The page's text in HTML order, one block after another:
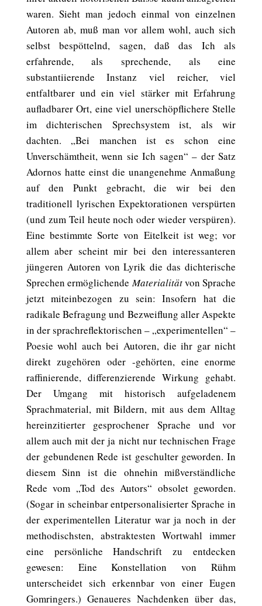
waren. Sieht man jedoch einmal von einzelnen
Autoren ab, muß man vor allem wohl, auch sich
selbst bespöttelnd, sagen, daß das Ich als
erfahrende, als sprechende, als eine
substantiierende Instanz viel reicher, viel
entfaltbarer und ein viel stärker mit Erfahrung
aufladbarer Ort, eine viel unerschöpflichere Stelle
im dichterischen Sprechsystem ist, als wir
dachten. „Bei manchen ist es schon eine
Unverschämtheit, wenn sie Ich sagen“ – der Satz
Adornos hatte einst die unangenehme Anmaßung
auf den Punkt gebracht, die wir bei den
traditionell lyrischen Expektorationen verspürten
(und zum Teil heute noch oder wieder verspüren).
Eine bestimmte Sorte von Eitelkeit ist weg; vor
allem aber scheint mir bei den interessanteren
jüngeren Autoren von Lyrik die das dichterische
Sprechen ermöglichendeMaterialitätvon Sprache
jetzt miteinbezogen zu sein: Insofern hat die
radikale Befragung und Bezweiflung aller Aspekte
in der sprachreflektorischen – „experimentellen“ –
Poesie wohl auch bei Autoren, die ihr gar nicht
direkt zugehören oder -gehörten, eine enorme
raffinierende, differenzierende Wirkung gehabt.
Der Umgang mit historisch aufgeladenem
Sprachmaterial, mit Bildern, mit aus dem Alltag
hereinzitierter gesprochener Sprache und vor
allem auch mit der ja nicht nur technischen Frage
der gebundenen Rede ist geschulter geworden. In
diesem Sinn ist die ohnehin mißverständliche
Rede vom „Tod des Autors“ obsolet geworden.
(Sogar in scheinbar entpersonalisierter Sprache in
der experimentellen Literatur war ja noch in der
methodischsten, abstraktesten Wortwahl immer
eine persönliche Handschrift zu entdecken
gewesen: Eine Konstellation von Rühm
unterscheidet sich erkennbar von einer Eugen
Gomringers.) Genaueres Nachdenken über das,